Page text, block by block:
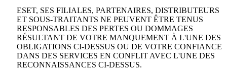
ESET, SES FILIALES, PARTENAIRES, DISTRIBUTEURS
ET SOUS-TRAITANTS NE PEUVENT ÊTRE TENUS
RESPONSABLES DES PERTES OU DOMMAGES
RÉSULTANT DE VOTRE MANQUEMENT À L'UNE DES
OBLIGATIONS CI-DESSUS OU DE VOTRE CONFIANCE
DANS DES SERVICES EN CONFLIT AVEC L'UNE DES
RECONNAISSANCES CI-DESSUS.